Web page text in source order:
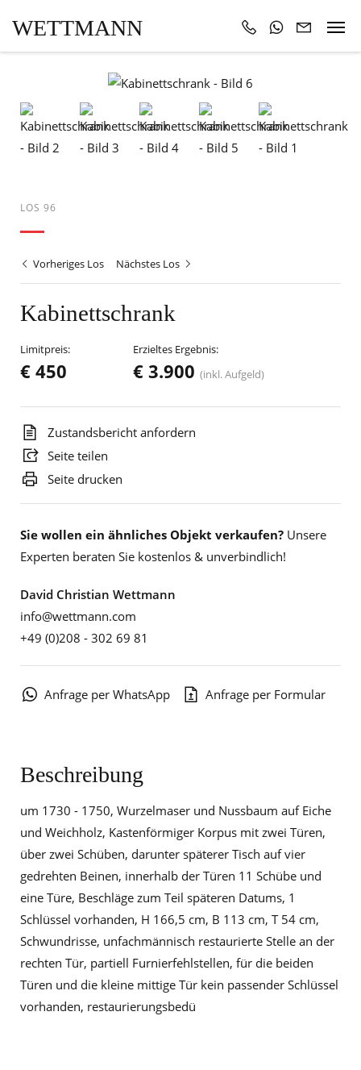
WETTMANN
LOS 96
Vorheriges Los Nächstes Los
Kabinettschrank
Limitpreis:
€ 450
Erzieltes Ergebnis:
€ 3.900 (inkl. Aufgeld)
Zustandsbericht anfordern
Seite teilen
Seite drucken
Sie wollen ein ähnliches Objekt verkaufen? Unsere
Experten beraten Sie kostenlos & unverbindlich!
David Christian Wettmann
info@wettmann.com
+49 (0)208 - 302 69 81
Anfrage per WhatsApp Anfrage per Formular
Beschreibung
um 1730 - 1750, Wurzelmaser und Nussbaum auf Eiche
und Weichholz, Kastenförmiger Korpus mit zwei Türen,
über zwei Schüben, darunter späterer Tisch auf vier
gedrehten Beinen, innerhalb der Türen 11 Schübe und
eine Türe, Beschläge zum Teil späteren Datums, 1
Schlüssel vorhanden, H 166,5 cm, B 113 cm, T 54 cm,
Schwundrisse, unfachmännisch restaurierte Stelle an der
rechten Tür, partiell Furnierfehlstellen, für die beiden
Türen und die kleine mittige Tür kein passender Schlüssel
vorhanden, restaurierungsbedü